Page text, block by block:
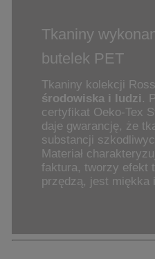
Tkaniny
butelek PET
Tkaniny kolekcji
środowiska i ludzi .
certyfikat Oeko-Tex
daje gwarancję, że
substancji
Materiał
faktura, tworzy efekt
przędzą, jest miękka